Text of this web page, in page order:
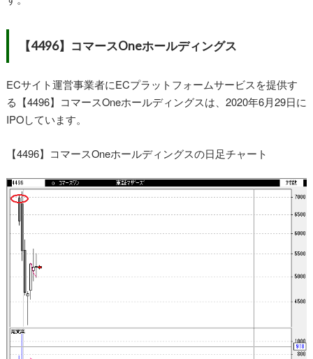
【4496】コマースOneホールディングス
ECサイト運営事業者にECプラットフォームサービスを提供す
る【4496】コマースOneホールディングスは、2020年6月29日に
IPOしています。
【4496】コマースOneホールディングスの日足チャート